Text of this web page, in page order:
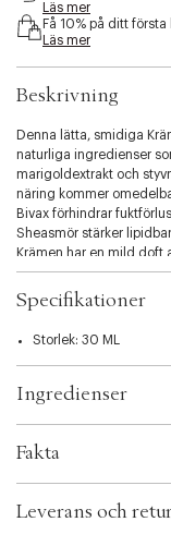
b
i
t
.
v
a
r
i
a
t
i
o
.
l
t
n
Läs mer
Få 10% på ditt
Läs mer
Beskrivning
Denna lätta, smidiga
naturliga ingredienser
marigoldextrakt och
näring kommer
Bivax förhindrar
Sheasmör stärker
Krämen har en mild doft
lugnande lavendel från
Specifikationer
Storlek: 30 ML
Ingredienser
Fakta
EAN: 4001638501484
Leverans och